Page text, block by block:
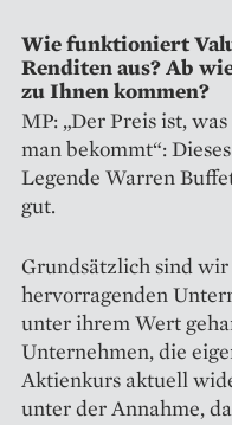
Wie funktioniert
Renditen aus? Ab
zu Ihnen kommen?
MP: „Der Preis ist,
man bekommt“:
Legende Warren
gut.
Grundsätzlich sind wir
hervorragenden
unter ihrem Wert
Unternehmen, die
Aktienkurs aktuell
unter der Annahme,